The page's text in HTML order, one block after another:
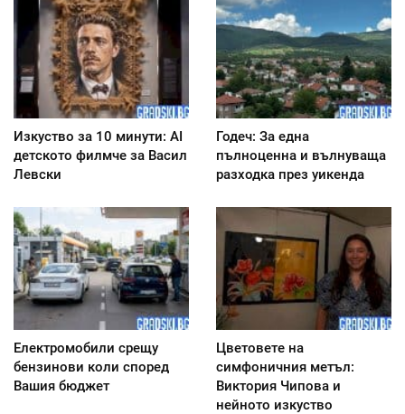
Изкуство за 10 минути: AI
детското филмче за Васил
Левски
Годеч: За една
пълноценна и вълнуваща
разходка през уикенда
Електромобили срещу
бензинови коли според
Вашия бюджет
Цветовете на
симфоничния метъл:
Виктория Чипова и
нейното изкуство